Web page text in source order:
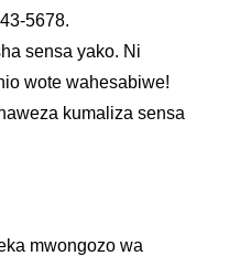
5678.
sensa yako. Ni
wote wahesabiwe!
kumaliza sensa
mwongozo wa